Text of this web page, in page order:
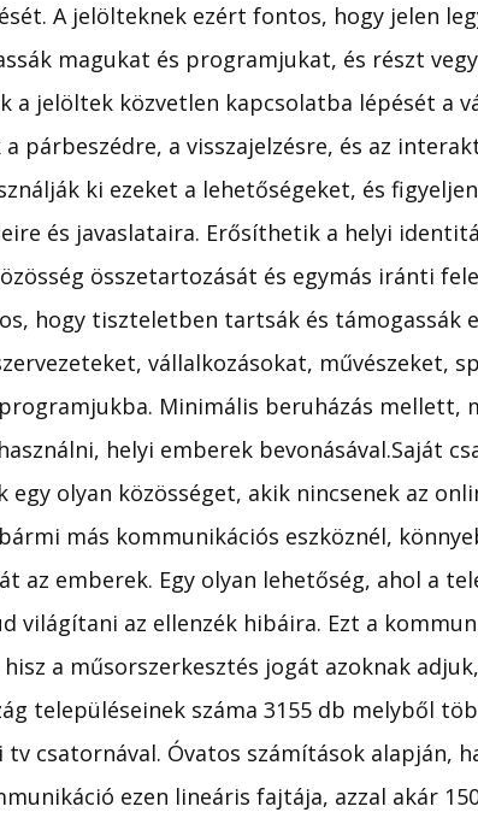
A jelölteknek ezért fontos, hogy jelen
magukat és programjukat, és részt
a jelöltek közvetlen kapcsolatba lépését a
párbeszédre, a visszajelzésre, és az
ki ezeket a lehetőségeket, és
és javaslataira. Erősíthetik a helyi
összetartozását és egymás iránti
hogy tiszteletben tartsák és támogassák
vállalkozásokat, művészeket,
Minimális beruházás mellett,
helyi emberek bevonásával.Saját
egy olyan közösséget, akik nincsenek az
más kommunikációs eszköznél,
az emberek. Egy olyan lehetőség, ahol a
világítani az ellenzék hibáira. Ezt a
a műsorszerkesztés jogát azoknak
településeinek száma 3155 db melyből
tv csatornával. Óvatos számítások alapján,
ezen lineáris fajtája, azzal akár